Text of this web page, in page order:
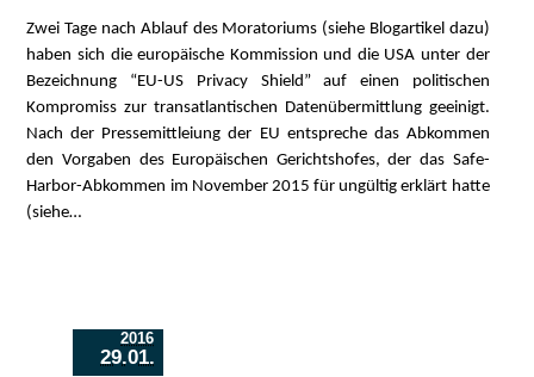
Zwei Tage nach Ablauf des Moratoriums (siehe Blogartikel dazu)
haben sich die europäische Kommission und die USA unter der
Bezeichnung “EU-US Privacy Shield” auf einen politischen
Kompromiss zur transatlantischen Datenübermittlung geeinigt.
Nach der Pressemittleiung der EU entspreche das Abkommen
den Vorgaben des Europäischen Gerichtshofes, der das Safe-
Harbor-Abkommen im November 2015 für ungültig erklärt hatte
(siehe…
2016
29.01.